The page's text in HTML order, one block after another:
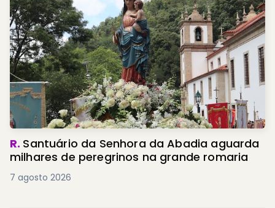
R. Santuário da Senhora da Abadia aguarda
milhares de peregrinos na grande romaria
7 agosto 2026